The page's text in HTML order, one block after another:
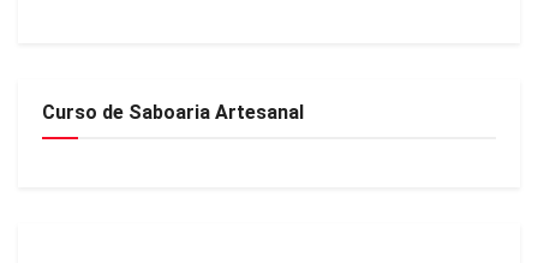
Curso de Saboaria Artesanal